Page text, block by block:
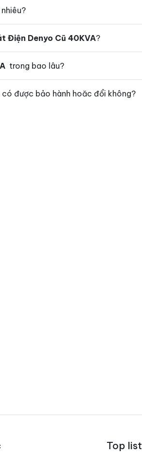
Điện Denyo Cũ 40KVA?
trong bao lâu?
có được bảo hành hoăc đổi không?
Top list